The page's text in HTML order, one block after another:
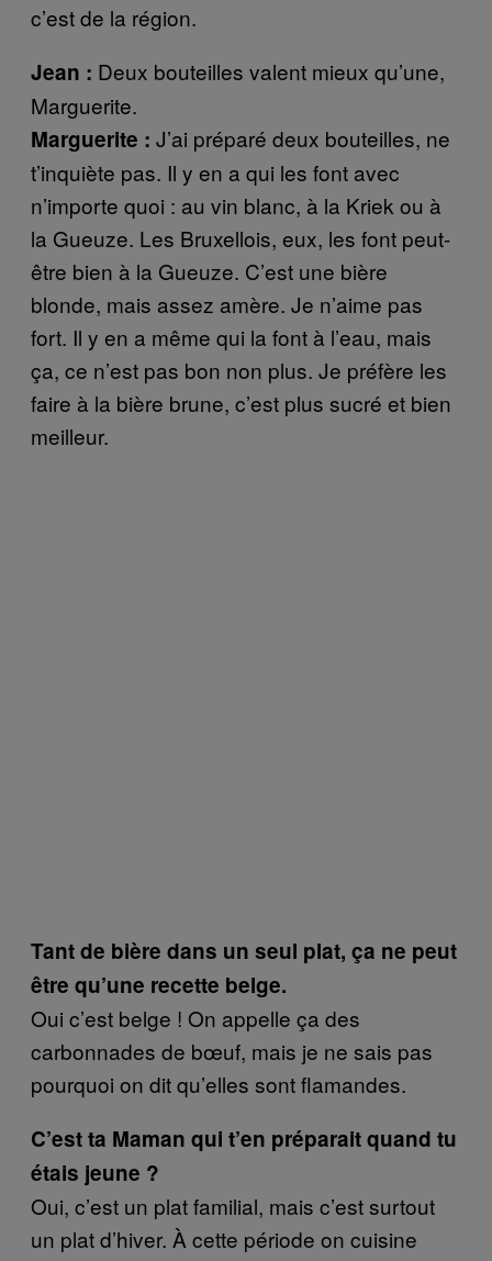
c’est de la région.
Jean : Deux bouteilles valent mieux qu’une,
Marguerite.
Marguerite : J’ai préparé deux bouteilles, ne
t’inquiète pas. Il y en a qui les font avec
n’importe quoi : au vin blanc, à la Kriek ou à
la Gueuze. Les Bruxellois, eux, les font peut-
être bien à la Gueuze. C’est une bière
blonde, mais assez amère. Je n’aime pas
fort. Il y en a même qui la font à l’eau, mais
ça, ce n’est pas bon non plus. Je préfère les
faire à la bière brune, c’est plus sucré et bien
meilleur.
Tant de bière dans un seul plat, ça ne peut
être qu’une recette belge.
Oui c’est belge ! On appelle ça des
carbonnades de bœuf, mais je ne sais pas
pourquoi on dit qu’elles sont flamandes.
C’est ta Maman qui t’en préparait quand tu
étais jeune ?
Oui, c’est un plat familial, mais c’est surtout
un plat d’hiver. À cette période on cuisine